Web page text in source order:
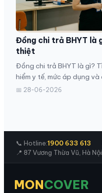
Đồng chi trả BHYT là
thiệt
Đồng chi trả BHYT là gì?
hiểm y tế, mức áp dụng và
📅 28-06-2026
📞 Hotline:1900 633 613
📍 87 Vương Thừa Vũ, Hà Nội
MONCOVER